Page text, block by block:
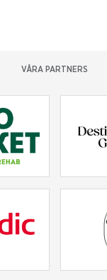
VÅRA PARTNERS